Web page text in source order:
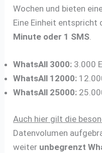
Wochen und bieten
Eine Einheit entspricht
Minute oder 1 SMS
WhatsAll 3000: 3.000
WhatsAll 12000:
WhatsAll 25000:
Auch hier gilt die
Datenvolumen
weiter unbegrenzt